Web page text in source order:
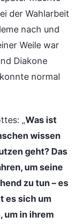
der Wahlarbeit
nach und
Weile war
Diakone
normal
„Was ist
wissen
geht? Das
um seine
zu tun – es
es sich um
um in ihrem